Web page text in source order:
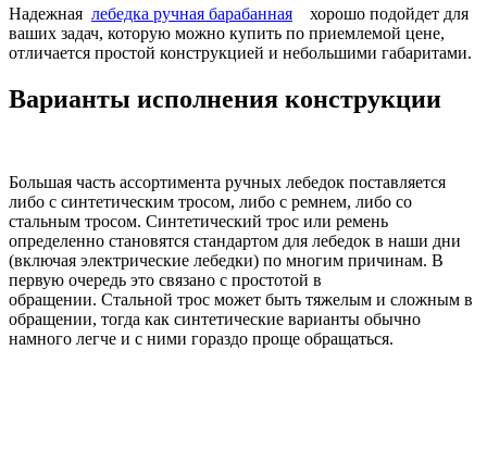
Надежная лебедка ручная барабанная хорошо подойдет для
ваших задач, которую можно купить по приемлемой цене,
отличается простой конструкцией и небольшими габаритами.
Варианты исполнения конструкции
Большая часть ассортимента ручных лебедок поставляется
либо с синтетическим тросом, либо с ремнем, либо со
стальным тросом. Синтетический трос или ремень
определенно становятся стандартом для лебедок в наши дни
(включая электрические лебедки) по многим причинам. В
первую очередь это связано с простотой в
обращении. Стальной трос может быть тяжелым и сложным в
обращении, тогда как синтетические варианты обычно
намного легче и с ними гораздо проще обращаться.